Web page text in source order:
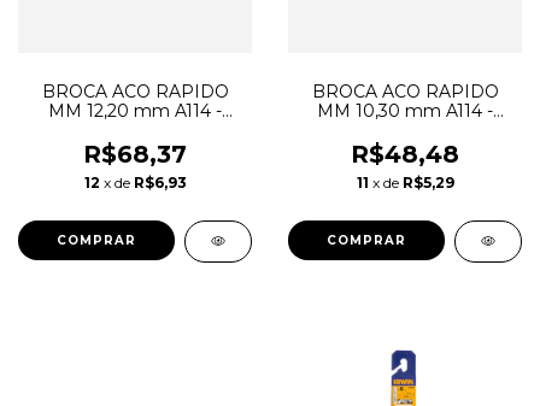
BROCA ACO RAPIDO
MM 12,20 mm A114 -
R$68,37
12 x de R$6,93
BROCA ACO RAPIDO
MM 10,30 mm A114 -
R$48,48
11 x de R$5,29